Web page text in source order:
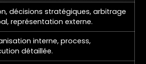
décisions stratégiques, arbitrage
représentation externe.
interne, process,
détaillée.